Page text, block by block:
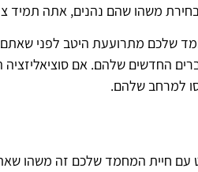
משהו שהם נהנים, אתה תמיד
שלכם מתרועעת היטב לפני שאתם
החדשים שלהם. אם סוציאליזציה
למרחב שלהם.
חיית המחמד שלכם זה משהו